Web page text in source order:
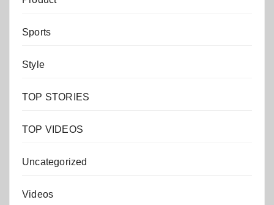
Sports
Style
TOP STORIES
TOP VIDEOS
Uncategorized
Videos